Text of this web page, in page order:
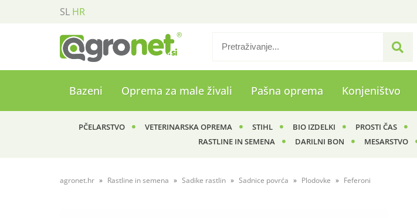
SL HR
Bazeni Oprema za male živali Pašna oprema Konjeništvo
PČELARSTVO VETERINARSKA OPREMA STIHL BIO IZDELKI PROSTI ČAS
RASTLINE IN SEMENA
DARILNI BON MESARSTVO
agronet.hr Rastline in semena Sadike rastlin Sadnice povrća Plodovke Feferoni